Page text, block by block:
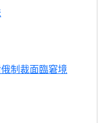
制裁面臨窘境